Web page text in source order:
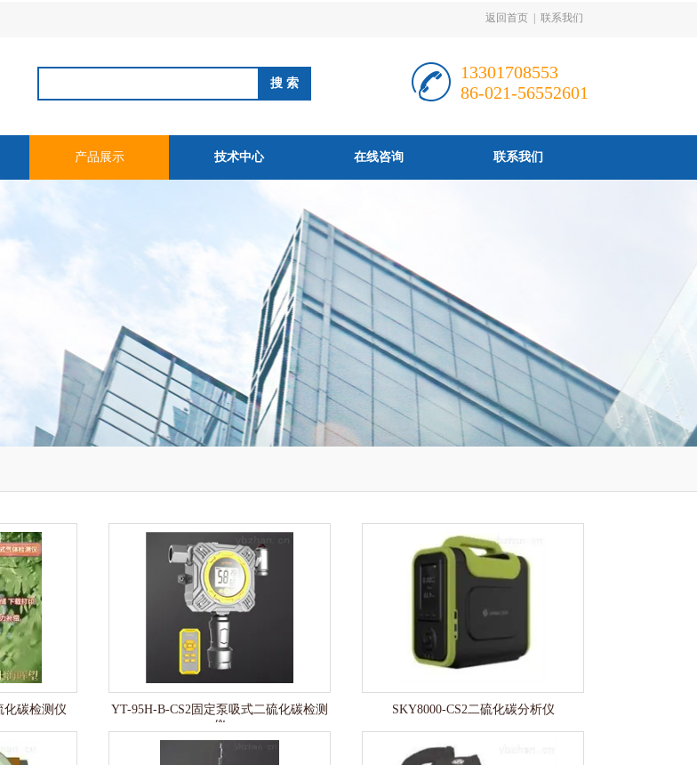
返回首页 联系我们
13301708553
86-021-56552601
产品展示 技术中心 在线咨询 联系我们
化碳检测仪
YT-95H-B-CS2固定泵吸式二硫化碳检测
仪
SKY8000-CS2二硫化碳分析仪